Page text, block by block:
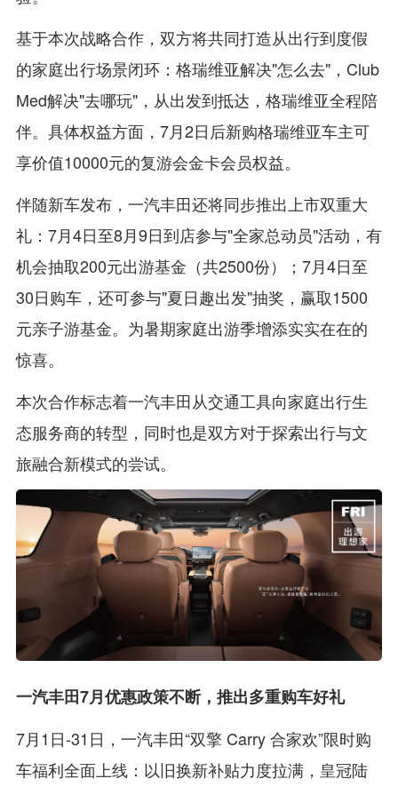
基于本次战略合作，双方将共同打造从出行到度假
的家庭出行场景闭环：格瑞维亚解决"怎么去"，Club
Med解决"去哪玩"，从出发到抵达，格瑞维亚全程陪
伴。具体权益方面，7月2日后新购格瑞维亚车主可
享价值10000元的复游会金卡会员权益。
伴随新车发布，一汽丰田还将同步推出上市双重大
礼：7月4日至8月9日到店参与"全家总动员"活动，有
机会抽取200元出游基金（共2500份）；7月4日至
30日购车，还可参与"夏日趣出发"抽奖，赢取1500
元亲子游基金。为暑期家庭出游季增添实实在在的
惊喜。
本次合作标志着一汽丰田从交通工具向家庭出行生
态服务商的转型，同时也是双方对于探索出行与文
旅融合新模式的尝试。
一汽丰田7月优惠政策不断，推出多重购车好礼
7月1日-31日，一汽丰田“双擎 Carry 合家欢”限时购
车福利全面上线：以旧换新补贴力度拉满，皇冠陆